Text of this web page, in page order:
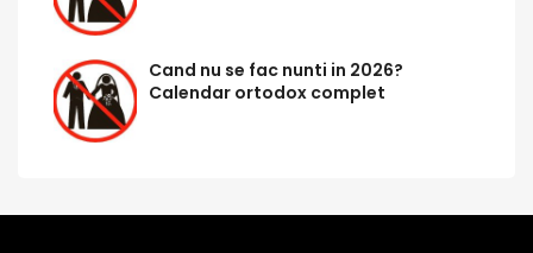
Cand nu se fac nunti in 2026?
Calendar ortodox complet